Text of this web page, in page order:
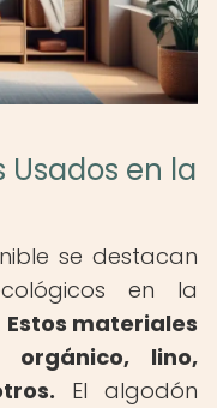
Usados en la
se destacan
en la
Estos materiales
orgánico, lino,
El algodón